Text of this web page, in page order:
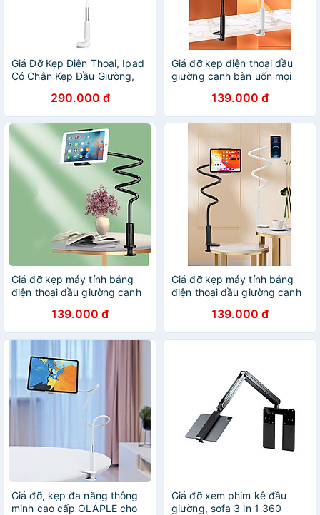
Giá Đỡ Kẹp Điện Thoại, Ipad
Có Chân Kẹp Đầu Giường,
Chiều Cao -Phiên Bản Cao
Cấp Hàng Chính Hãng
290.000 đ
Giá đỡ kẹp điện thoại đầu
giường cạnh bàn uốn mọi
xem phim, livestream, quay
video K21 - Hàng chính hãng
139.000 đ
Giá đỡ kẹp máy tính bảng
điện thoại đầu giường cạnh
xoay 360 độ xem phim,
livestream, quay video K20 -
Hàng chính hãng
139.000 đ
Giá đỡ kẹp máy tính bảng
điện thoại đầu giường cạnh
xoay 360 độ xem phim,
livestream, quay video K20 -
Hàng chính hãng
139.000 đ
Giá đỡ, kẹp đa năng thông
minh cao cấp OLAPLE cho
Giá đỡ xem phim kê đầu
giường, sofa 3 in 1 360